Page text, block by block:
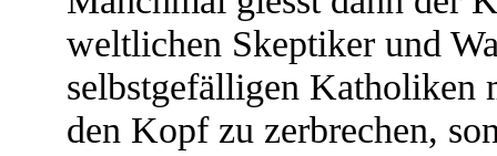
weltlichen Skeptiker und
selbstgefälligen
den Kopf zu zerbrechen,